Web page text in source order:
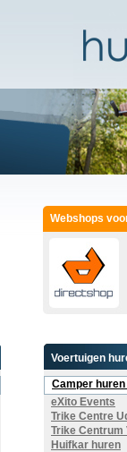
Webshops
Voertuigen
Camper
eXito Events
Trike Centre
Trike Centrum
Huifkar huren